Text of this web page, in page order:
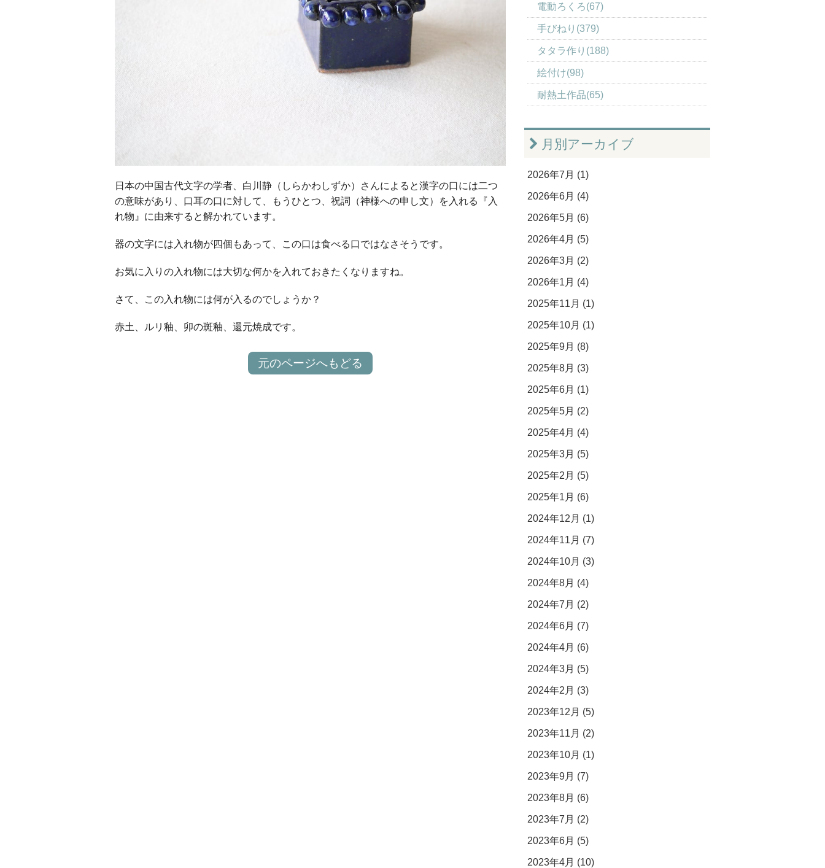
日本の中国古代文字の学者、白川静（しらかわしずか）さんによると漢字の口には二つ
の意味があり、口耳の口に対して、もうひとつ、祝詞（神様への申し文）を入れる『入
れ物』に由来すると解かれています。
器の文字には入れ物が四個もあって、この口は食べる口ではなさそうです。
お気に入りの入れ物には大切な何かを入れておきたくなりますね。
さて、この入れ物には何が入るのでしょうか？
赤土、ルリ釉、卯の斑釉、還元焼成です。
元のページへもどる
電動ろくろ(67)
手びねり(379)
タタラ作り(188)
絵付け(98)
耐熱土作品(65)
月別アーカイブ
2026年7月 (1)
2026年6月 (4)
2026年5月 (6)
2026年4月 (5)
2026年3月 (2)
2026年1月 (4)
2025年11月 (1)
2025年10月 (1)
2025年9月 (8)
2025年8月 (3)
2025年6月 (1)
2025年5月 (2)
2025年4月 (4)
2025年3月 (5)
2025年2月 (5)
2025年1月 (6)
2024年12月 (1)
2024年11月 (7)
2024年10月 (3)
2024年8月 (4)
2024年7月 (2)
2024年6月 (7)
2024年4月 (6)
2024年3月 (5)
2024年2月 (3)
2023年12月 (5)
2023年11月 (2)
2023年10月 (1)
2023年9月 (7)
2023年8月 (6)
2023年7月 (2)
2023年6月 (5)
2023年4月 (10)